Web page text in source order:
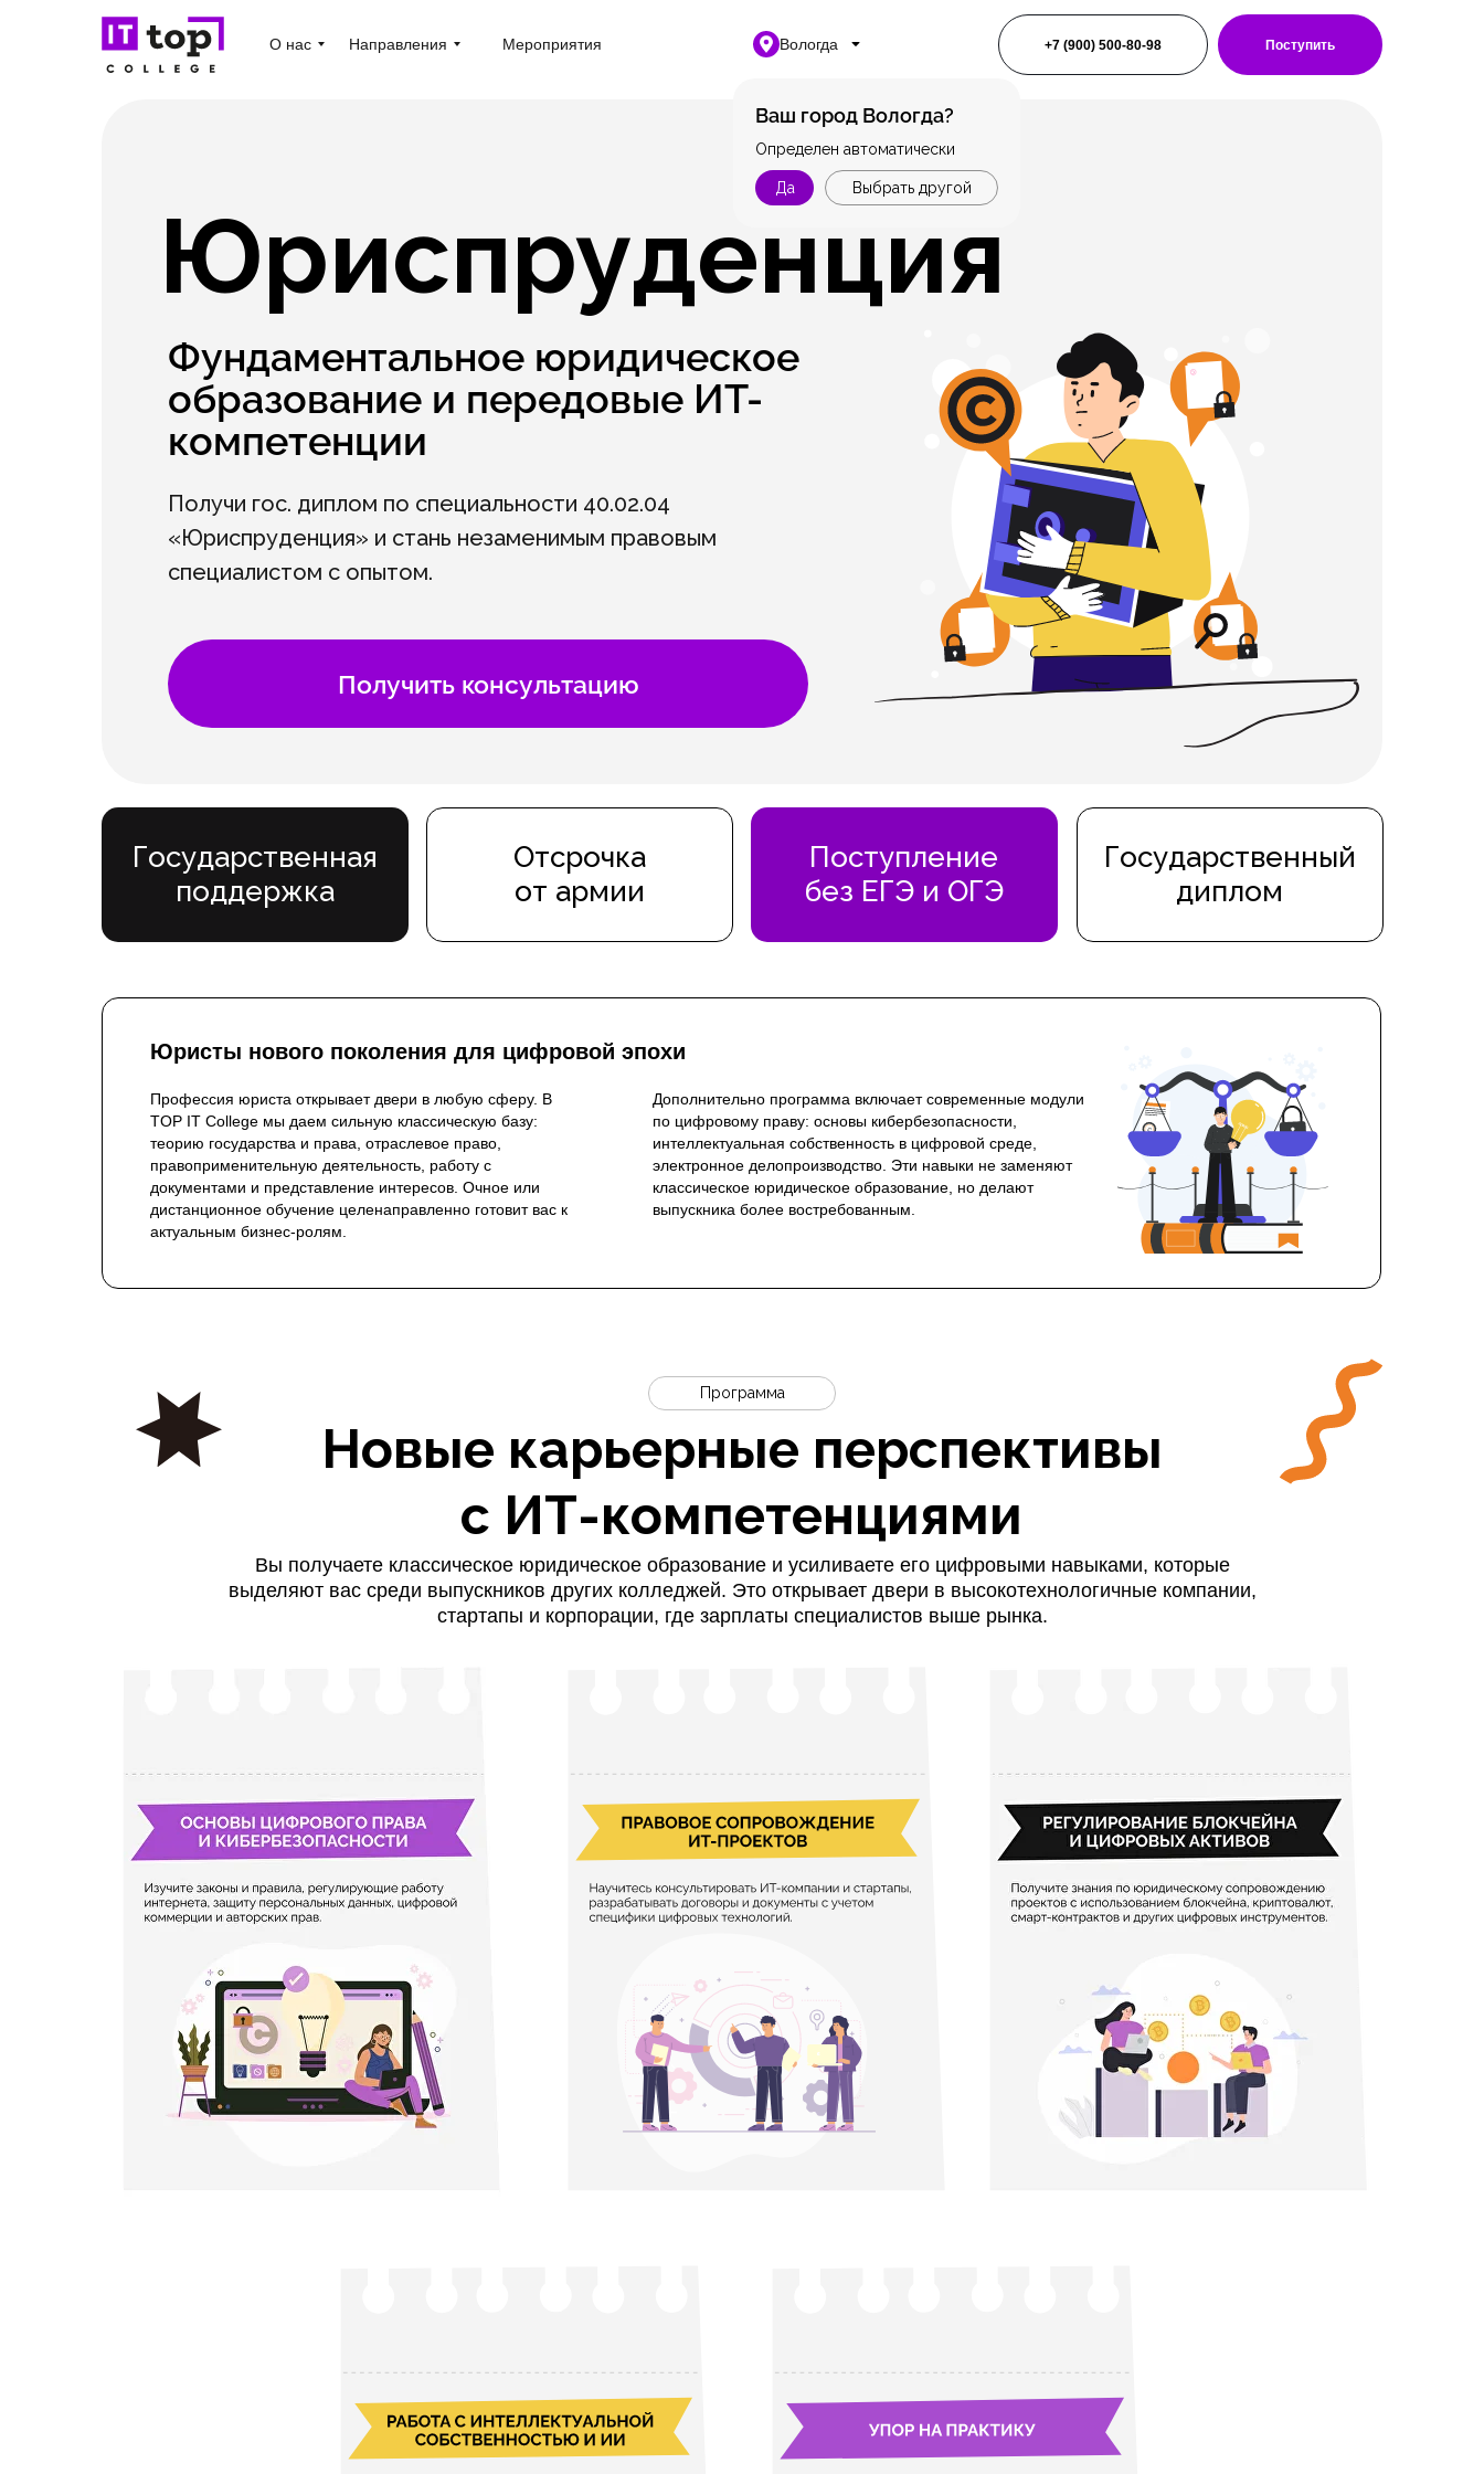
Вологда
О нас Направления Мероприятия +7 (900) 500-80-98 Поступить
Ваш город Вологда?
Да Выбрать другой
Определен автоматически
Получи гос. диплом по специальности 40.02.04
«Юриспруденция» и стань незаменимым правовым
специалистом с опытом.
Фундаментальное юридическое
образование и передовые ИТ-
компетенции
Юриспруденция
Получить консультацию
Государственный
диплом
Отсрочка
от армии
Государственная
поддержка
Поступление
без ЕГЭ и ОГЭ
Юристы нового поколения для цифровой эпохи
Профессия юриста открывает двери в любую сферу. В
TOP IT College мы даем сильную классическую базу:
теорию государства и права, отраслевое право,
правоприменительную деятельность, работу с
документами и представление интересов. Очное или
дистанционное обучение целенаправленно готовит вас к
актуальным бизнес-ролям.
Дополнительно программа включает современные модули
по цифровому праву: основы кибербезопасности,
интеллектуальная собственность в цифровой среде,
электронное делопроизводство. Эти навыки не заменяют
классическое юридическое образование, но делают
выпускника более востребованным.
Новые карьерные перспективы
с ИТ-компетенциями
Программа
Вы получаете классическое юридическое образование и усиливаете его цифровыми навыками, которые
выделяют вас среди выпускников других колледжей. Это открывает двери в высокотехнологичные компании,
стартапы и корпорации, где зарплаты специалистов выше рынка.